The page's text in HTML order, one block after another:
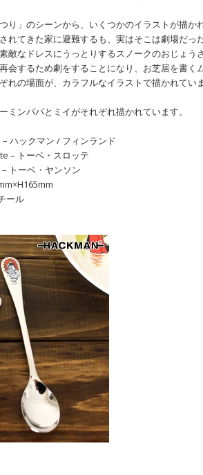
り」のシーンから、いくつかのイラストが描か
れてきた家に避難するも、実はそこは劇場だ
敵なドレスにうっとりするスノークのおじょう
会するため劇をすることになり、お芝居を書く
れの場面が、カラフルなイラストで描かれてい
ミンパパとミイがそれぞれ描かれています。
ハックマン / フィンランド
– トーベ・スロッテ
トーベ・ヤンソン
ール